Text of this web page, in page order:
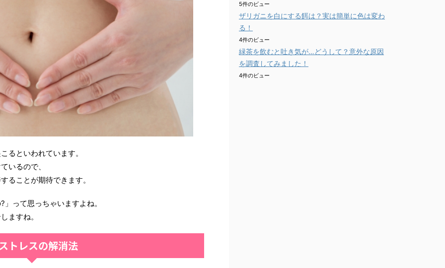
るといわれています。
いるので、
ることが期待できます。
って思っちゃいますよね。
ますね。
トレスの解消法
5件のビュー
ザリガニを白にする餌は？実は簡単に色は変わ
る！
4件のビュー
緑茶を飲むと吐き気が…どうして？意外な原因
を調査してみました！
4件のビュー